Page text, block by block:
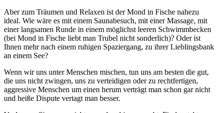
Aber zum Träumen und Relaxen ist der Mond in Fische nahezu
ideal. Wie wäre es mit einem Saunabesuch, mit einer Massage, mit
einer langsamen Runde in einem möglichst leeren Schwimmbecken
(bei Mond in Fische liebt man Trubel nicht sonderlich)? Oder ist
Ihnen mehr nach einem ruhigen Spaziergang, zu ihrer Lieblingsbank
an einem See?
Wenn wir uns unter Menschen mischen, tun uns am besten die gut,
die uns nicht zwingen, uns zu verteidigen oder zu rechtfertigen,
aggressive Menschen um einen herum verträgt man schon gar nicht
und heiße Dispute vertagt man besser.